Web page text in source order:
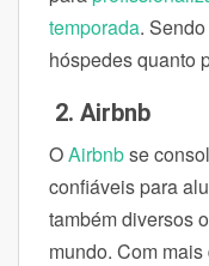
temporada.
hóspedes quanto
2. Airbnb
OAirbnbse
confiáveis para
também diversos
mundo. Com